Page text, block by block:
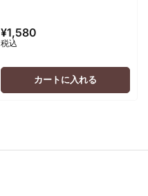
通
常
価
¥1,580
税込
カートに入れる